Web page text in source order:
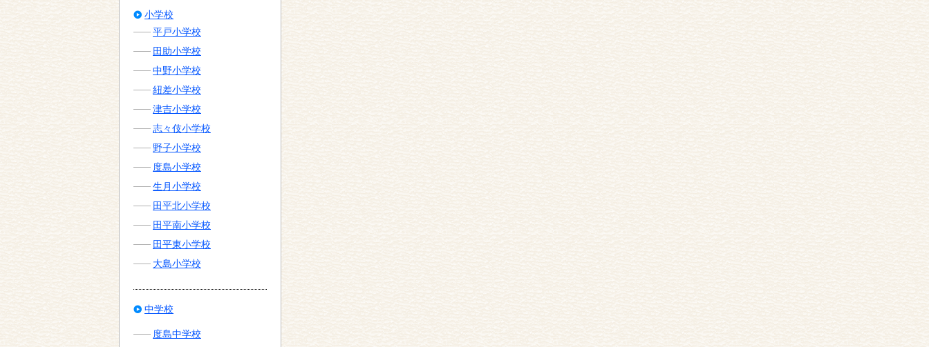
小学校
平戸小学校
田助小学校
中野小学校
紐差小学校
津吉小学校
志々伎小学校
野子小学校
度島小学校
生月小学校
田平北小学校
田平南小学校
田平東小学校
大島小学校
中学校
度島中学校